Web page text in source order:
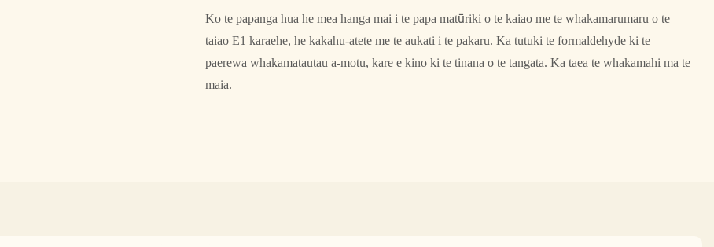
Ko te papanga hua he mea hanga mai i te papa matūriki o te kaiao me te whakamarumaru o te
taiao E1 karaehe, he kakahu-atete me te aukati i te pakaru. Ka tutuki te formaldehyde ki te
paerewa whakamatautau a-motu, kare e kino ki te tinana o te tangata. Ka taea te whakamahi ma te
maia.